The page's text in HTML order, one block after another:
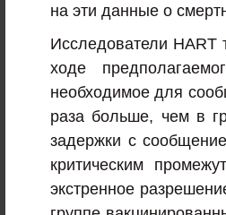
на эти данные о
Исследователи HART
ходе
необходимое для
раза больше, чем в
задержки с
критическим
экстренное